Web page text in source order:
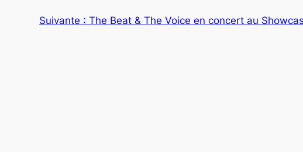
Suivante : The Beat & The Voice en concert au